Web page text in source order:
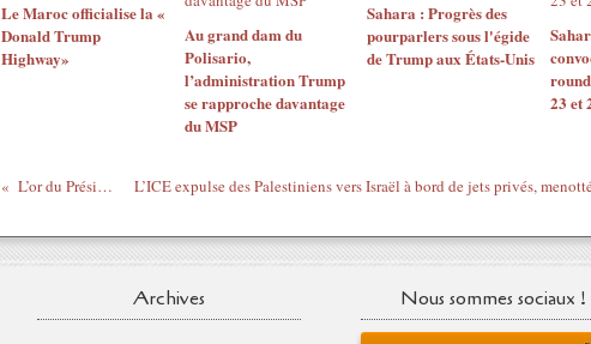
Le Maroc officialise la «
Donald Trump
Highway»
Au grand dam du
Polisario,
l’administration Trump
se rapproche davantage
du MSP
Sahara : Progrès des
pourparlers sous l'égide
de Trump aux États-Unis
23 et
L’or du Président
Archives Nous sommes sociaux !